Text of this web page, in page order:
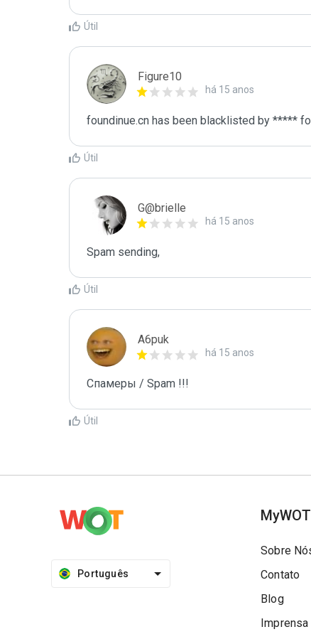
Útil
Figure10
há 15 anos
foundinue.cn has been blacklisted by *****
Útil
G@brielle
há 15 anos
Spam sending,
Útil
A6puk
há 15 anos
Спамеры / Spam !!!
Útil
Português
MyWOT
Sobre
Contato
Blog
Imprensa